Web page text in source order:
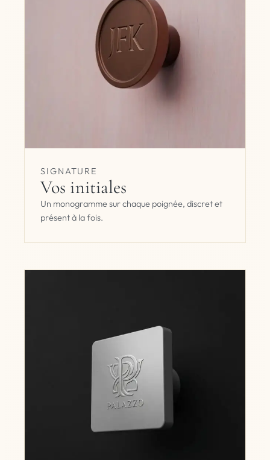
SIGNATURE
Vos initiales
Un monogramme sur chaque poignée, discret et
présent à la fois.